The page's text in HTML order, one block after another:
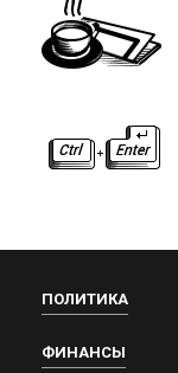
ПОЛИТИКА
ФИНАНСЫ